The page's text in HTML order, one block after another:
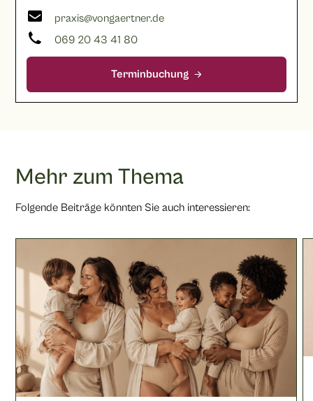
praxis@vongaertner.de
069 20 43 41 80
Terminbuchung
Mehr zum Thema
Folgende Beiträge könnten Sie auch interessieren: